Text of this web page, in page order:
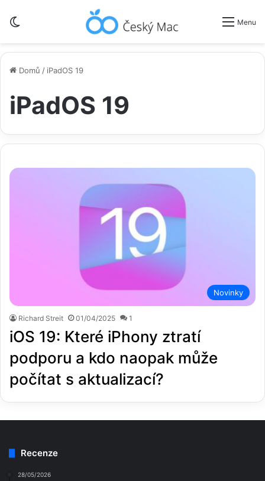
Menu
Domů / iPadOS 19
iPadOS 19
Novinky
Richard Streit 01/04/2025 1
iOS 19: Které iPhony ztratí
podporu a kdo naopak může
počítat s aktualizací?
Recenze
28/05/2026